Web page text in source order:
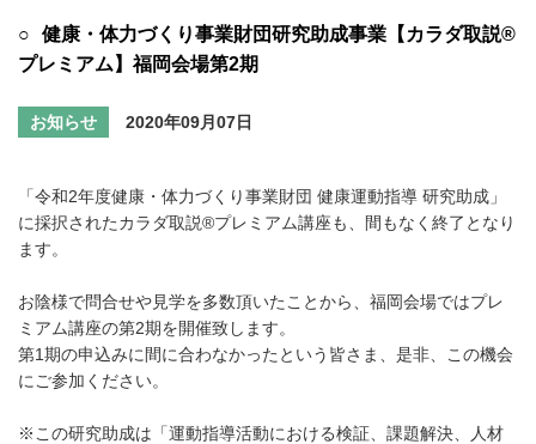
健康・体力づくり事業財団研究助成事業【カラダ取説®
プレミアム】福岡会場第2期
お知らせ 2020年09月07日
「令和2年度健康・体力づくり事業財団 健康運動指導 研究助成」
に採択されたカラダ取説®プレミアム講座も、間もなく終了となり
ます。
お陰様で問合せや見学を多数頂いたことから、福岡会場ではプレ
ミアム講座の第2期を開催致します。
第1期の申込みに間に合わなかったという皆さま、是非、この機会
にご参加ください。
※この研究助成は「運動指導活動における検証、課題解決、人材